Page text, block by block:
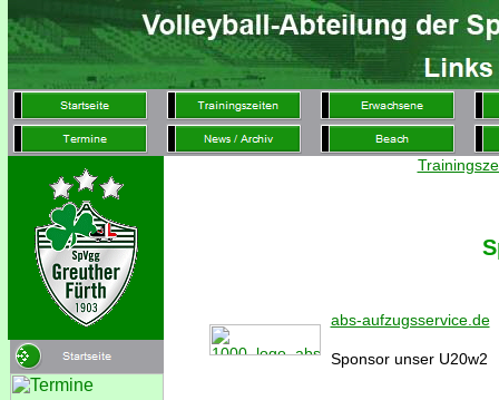
abs-aufzugsservice.de
Sponsor unser U20w2